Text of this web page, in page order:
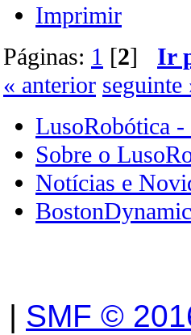
Imprimir
Páginas: 1 [2] Ir
« anterior seguinte
LusoRobótica -
Sobre o
Notícias e
| SMF ©